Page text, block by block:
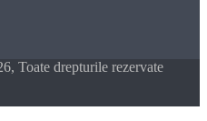
Toate drepturile rezervate